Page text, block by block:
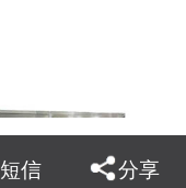
短信 分享